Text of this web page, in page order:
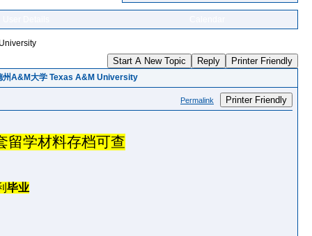
Start A New Topic Reply Printer Friendly
州A&M大学 Texas A&M University
Permalink Printer Friendly
留学材料存档可查
毕业